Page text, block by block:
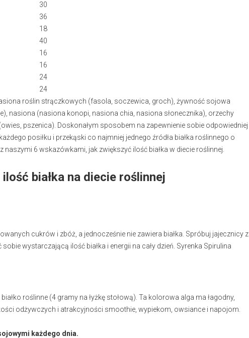
30
36
18
40
16
16
24
24
roślin strączkowych (fasola, soczewica, groch), żywność sojowa
nasiona (nasiona konopi, nasiona chia, nasiona słonecznika), orzechy
pszenica). Doskonałym sposobem na zapewnienie sobie odpowiedniej
posiłku i przekąski co najmniej jednego źródła białka roślinnego o
6 wskazówkami, jak zwiększyć ilość białka w diecie roślinnej.
białka na diecie roślinnej
cukrów i zbóż, a jednocześnie nie zawiera białka. Spróbuj jajecznicy z
wystarczającą ilość białka i energii na cały dzień. Syrenka Spirulina
roślinne (4 gramy na łyżkę stołową). Ta kolorowa alga ma łagodny,
odżywczych i atrakcyjności smoothie, wypiekom, owsiance i napojom.
każdego dnia.